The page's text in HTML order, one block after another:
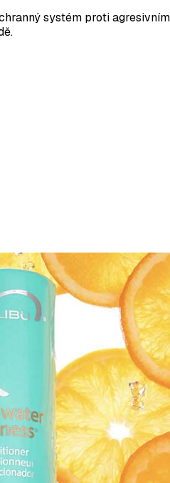
systém proti